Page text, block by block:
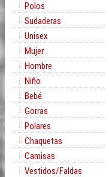
Polos
Sudaderas
Unisex
Mujer
Hombre
Niño
Bebé
Gorras
Polares
Chaquetas
Camisas
Vestidos/Faldas